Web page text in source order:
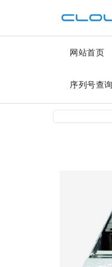
网站首页
序列号查询